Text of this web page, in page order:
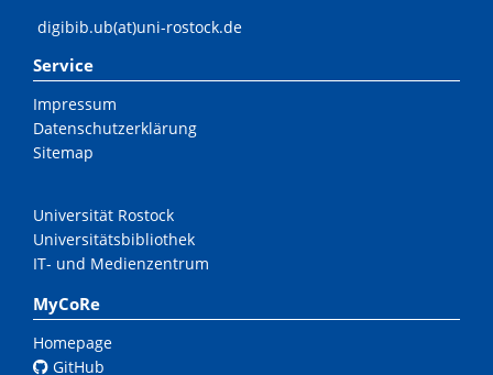
digibib.ub(at)uni-rostock.de
Service
Impressum
Datenschutzerklärung
Sitemap
Universität Rostock
Universitätsbibliothek
IT- und Medienzentrum
MyCoRe
Homepage
GitHub